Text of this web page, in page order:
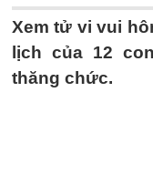
Xem tử vi vui
lịch của 12
thăng chức.